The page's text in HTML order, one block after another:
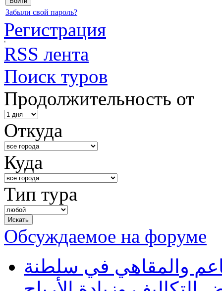
Забыли свой пароль?
Регистрация
RSS лента
Поиск туров
Продолжительность от
Откуда
Куда
Тип тура
Обсуждаемое на форуме
والمقاهي في سلطنة